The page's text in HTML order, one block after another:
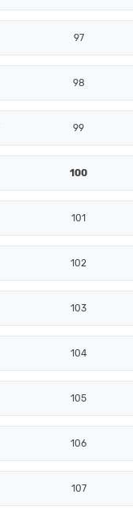
97
98
99
100
101
102
103
104
105
106
107